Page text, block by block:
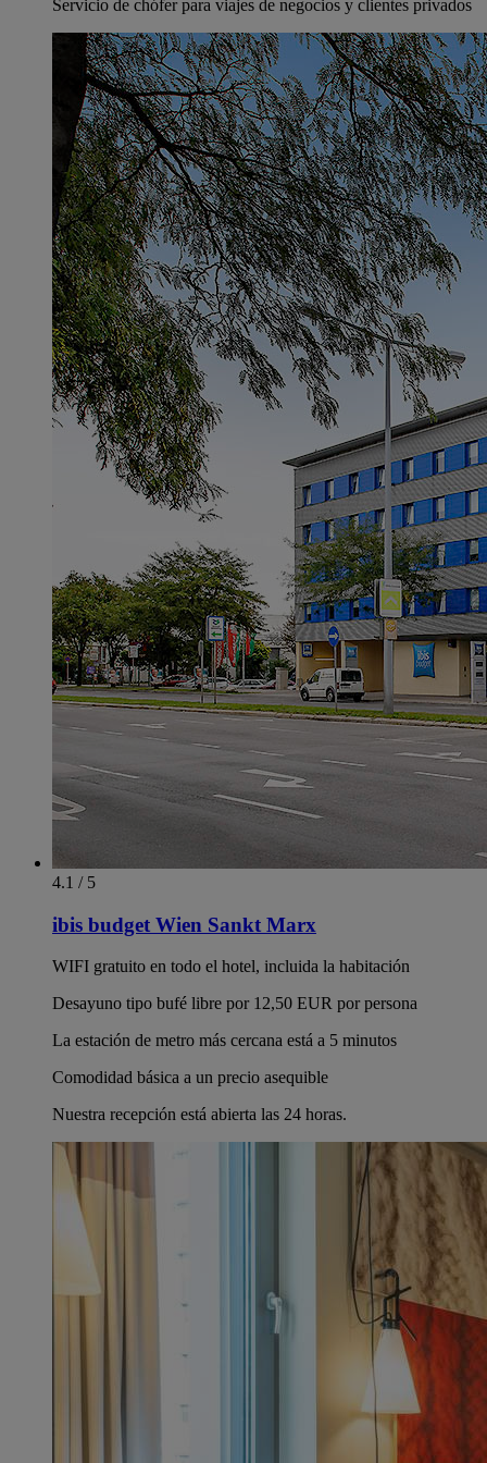
Servicio de chófer para viajes de negocios y clientes privados
4.1 / 5
ibis budget Wien Sankt Marx
WIFI gratuito en todo el hotel, incluida la habitación
Desayuno tipo bufé libre por 12,50 EUR por persona
La estación de metro más cercana está a 5 minutos
Comodidad básica a un precio asequible
Nuestra recepción está abierta las 24 horas.